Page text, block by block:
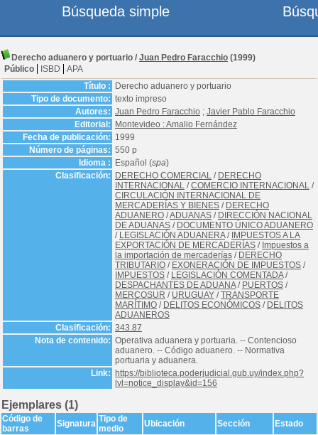
Derecho aduanero y portuario / Juan Pedro Faracchio (1999)
Público
ISBD
APA
Título :
Derecho aduanero y portuario
Tipo de documento: texto impreso
Autores: Juan Pedro Faracchio ; Javier Pablo Faracchio
Editorial:
Montevideo : Amalio Fernández
Fecha de publicación: 1999
Número de páginas: 550 p
Idioma :
Español (spa)
Clasificación:
DERECHO COMERCIAL / DERECHO
INTERNACIONAL /COMERCIO INTERNACIONAL /
CIRCULACIÓN INTERNACIONAL DE
MERCADERÍAS Y BIENES / DERECHO
ADUANERO /ADUANAS / DIRECCIÓN NACIONAL
DE ADUANAS / DOCUMENTO ÚNICO ADUANERO
/ LEGISLACIÓN ADUANERA/ IMPUESTOS A LA
EXPORTACIÓN DE MERCADERÍAS / Impuestos a
la importación de mercaderías / DERECHO
TRIBUTARIO / EXONERACIÓN DE IMPUESTOS /
IMPUESTOS / LEGISLACIÓN COMENTADA/
DESPACHANTES DE ADUANA/ PUERTOS /
MERCOSUR / URUGUAY /TRANSPORTE
MARÍTIMO / DELITOS ECONÓMICOS / DELITOS
ADUANEROS
Clasificación: 343.87
Nota de contenido: Operativa aduanera y portuaria. -- Contencioso
aduanero. -- Código aduanero. -- Normativa
portuaria y aduanera.
Link:
https://biblioteca.poderjudicial.gub.uy/index.php?
lvl=notice_display&id=156
Ejemplares (1)
Código de
barras
Signatura Tipo de
medio
Ubicación Sección
Estado
Búsqueda simple